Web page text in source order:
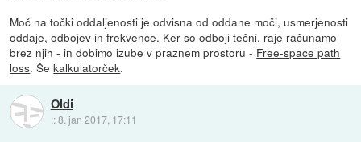
Moč na točki oddaljenosti je odvisna od oddane moči, usmerjenosti
oddaje, odbojev in frekvence. Ker so odboji tečni, raje računamo
brez njih - in dobimo izube v praznem prostoru - Free-space path
loss. Šekalkulatorček.
Oldi
::8. jan 2017, 17:11